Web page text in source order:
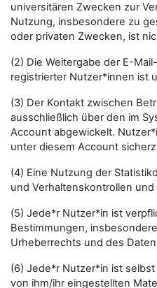
universitären Zwecken zur
Nutzung, insbesondere zu
oder privaten Zwecken, ist
(2) Die Weitergabe der E-
registrierter Nutzer*innen ist
(3) Der Kontakt zwischen
ausschließlich über den im
Account abgewickelt.
unter diesem Account
(4) Eine Nutzung der
und Verhaltenskontrollen
(5) Jede*r Nutzer*in ist
Bestimmungen,
Urheberrechts und des
(6) Jede*r Nutzer*in ist
von ihm/ihr eingestellten